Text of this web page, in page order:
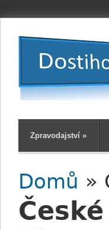
Zpravodajství »
Jste zde
Domů »